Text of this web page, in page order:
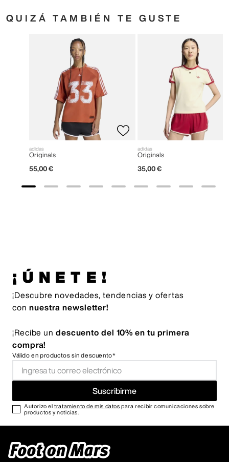
QUIZÁ TAMBIÉN TE GUSTE
adidas
Originals
55,00 €
adidas
Originals
35,00 €
¡ÚNETE!
¡Descubre novedades, tendencias y ofertas
con nuestra newsletter!
¡Recibe un descuento del 10% en tu primera
compra!
Válido en productos sin descuento*
Suscribirme
Autorizo eltratamiento de mis datos para recibir comunicaciones sobre
productos y noticias.